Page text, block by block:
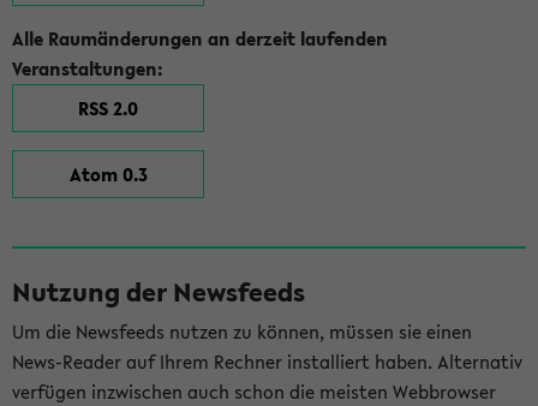
Alle Raumänderungen an derzeit laufenden
Veranstaltungen:
RSS 2.0
Atom 0.3
Nutzung der Newsfeeds
Um die Newsfeeds nutzen zu können, müssen sie einen
News-Reader auf Ihrem Rechner installiert haben. Alternativ
verfügen inzwischen auch schon die meisten Webbrowser